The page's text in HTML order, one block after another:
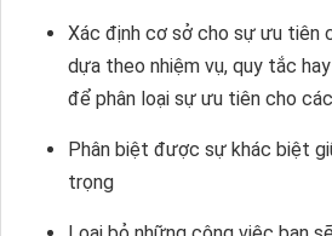
Xác định cơ sở cho sự ưu tiên
dựa theo nhiệm vụ, quy tắc
để phân loại sự ưu tiên cho
Phân biệt được sự khác biệt
trọng